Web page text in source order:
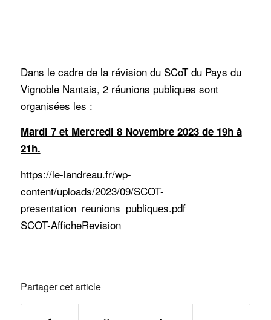
Dans le cadre de la révision du SCoT du Pays du
Vignoble Nantais, 2 réunions publiques sont
organisées les :
Mardi 7 et Mercredi 8 Novembre 2023 de 19h à
21h.
https://le-landreau.fr/wp-
content/uploads/2023/09/SCOT-
presentation_reunions_publiques.pdf
SCOT-AfficheRevision
Partager cet article